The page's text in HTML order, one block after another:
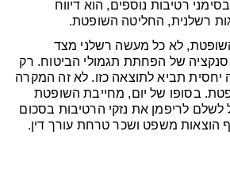
רטיבות נוספים, הוא דיווח
רשלנית, החליטה השופטת.
לא כל מעשה רשלני מצד
סנקציה של הפחתת תגמולי הביטוח. רק
יחסית תביא לתוצאה כזו. לא זה המקרה
בסופו של יום, מחייבת השופטת
לריפמן את נזקי הרטיבות בסכום